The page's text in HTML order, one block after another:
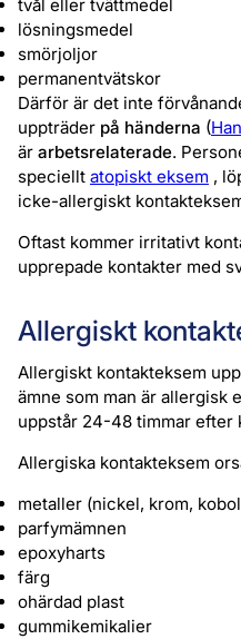
tvål eller tvättmedel
lösningsmedel
smörjoljor
permanentvätskor
Därför är det inte
uppträder på händerna (
är arbetsrelaterade.
speciellt atopiskt eksem ,
icke-allergiskt
Oftast kommer irritativt
upprepade kontakter med
Allergiskt
Allergiskt kontakteksem
ämne som man är allergisk
uppstår 24-48 timmar efter
Allergiska kontakteksem
metaller (nickel, krom,
parfymämnen
epoxyharts
färg
ohärdad plast
gummikemikalier